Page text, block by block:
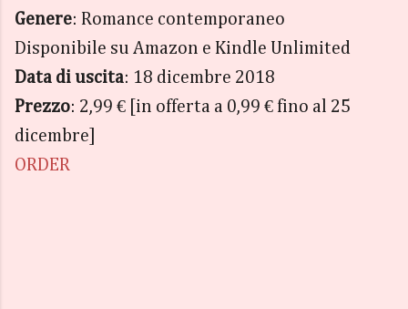
Genere: Romance contemporaneo
Disponibile su Amazon e Kindle Unlimited
Data di uscita: 18 dicembre 2018
Prezzo: 2,99 € [in offerta a 0,99 € fino al 25
dicembre]
ORDER